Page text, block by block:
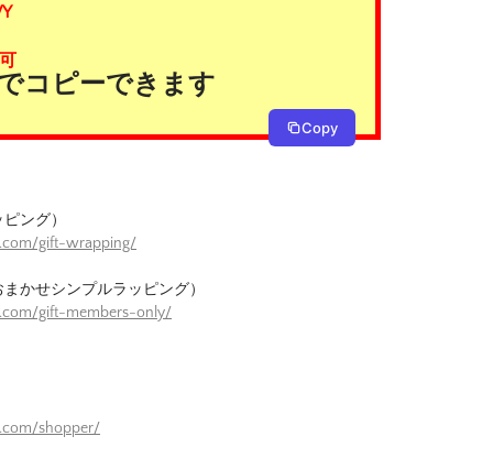
コピーできます
Copy
ング）
gift-wrapping/
かせシンプルラッピング）
gift-members-only/
shopper/